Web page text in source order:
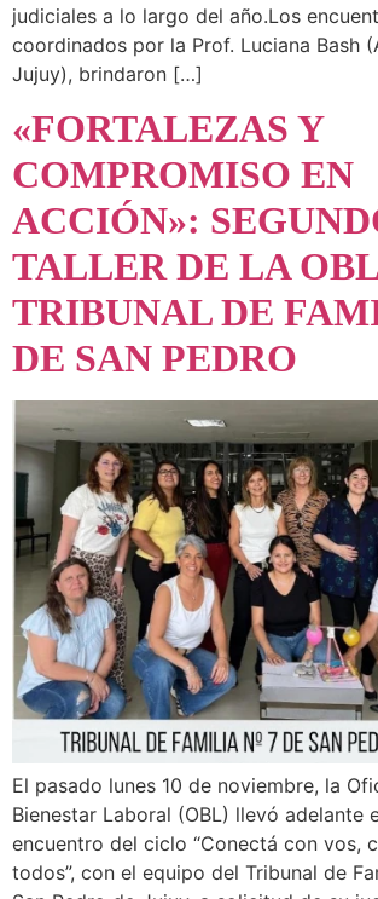
judiciales a lo largo del año.Los
coordinados por la Prof. Luciana Bash
Jujuy), brindaron […]
«FORTALEZAS Y
COMPROMISO EN
ACCIÓN»:
TALLER DE LA
TRIBUNAL DE
DE SAN PEDRO
El pasado lunes 10 de noviembre, la
Bienestar Laboral (OBL) llevó adelante
encuentro del ciclo “Conectá con vos,
todos”, con el equipo del Tribunal de